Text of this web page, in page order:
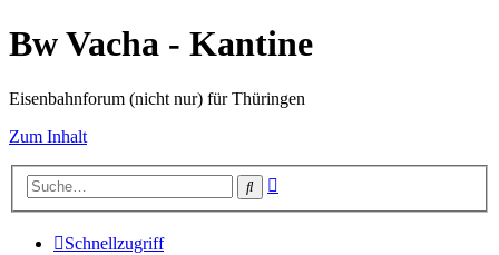
Bw Vacha - Kantine
Eisenbahnforum (nicht nur) für Thüringen
Zum Inhalt
Suche
Schnellzugriff